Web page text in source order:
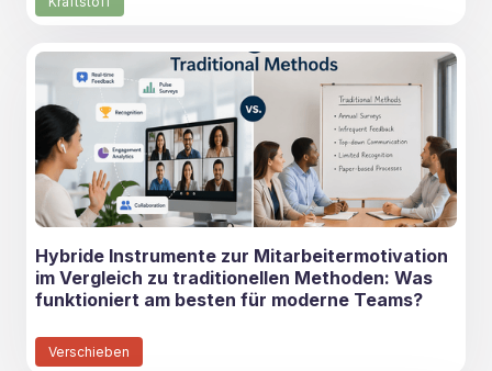
Hybride Instrumente zur Mitarbeitermotivation
im Vergleich zu traditionellen Methoden: Was
funktioniert am besten für moderne Teams?
Verschieben